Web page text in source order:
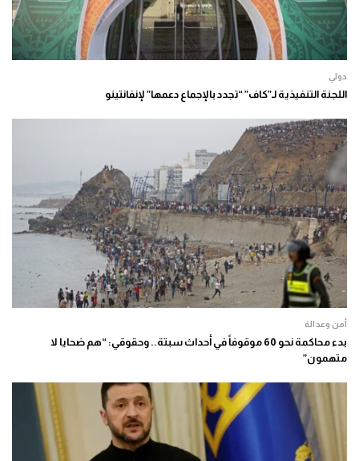
دولي
اللجنة التنفيذية لـ”كاف” “تجدد بالإجماع دعمها” لإنفانتينو
أمن وعدالة
بدء محاكمة نحو 60 موقوفاً في أحداث سبتة.. وحقوقي: “هم ضحايا لا
متهمون”